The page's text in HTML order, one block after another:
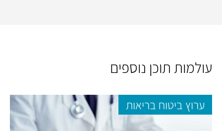
עולמות תוכן נוספים
ערוץ ביטוח בריאות